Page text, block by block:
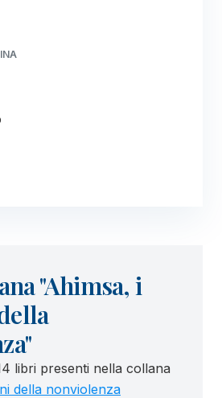
"Ahimsa, i
libri presenti nella collana
della nonviolenza